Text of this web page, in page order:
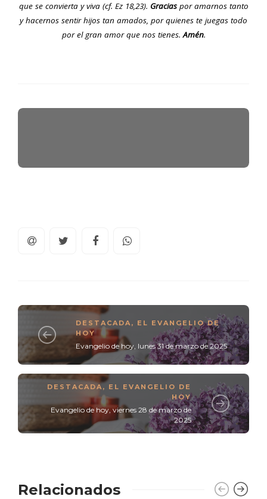
que se convierta y viva (cf. Ez 18,23). Graciaspor amarnos tanto
y hacernos sentir hijos tan amados, por quienes te juegas todo
por el gran amor que nos tienes.Amén.
DESTACADA, EL EVANGELIO DE
HOY
Evangelio de hoy, lunes 31 de marzo de 2025
DESTACADA, EL EVANGELIO DE
HOY
Evangelio de hoy, viernes 28 de marzo de
2025
Relacionados